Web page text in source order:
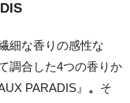
細な香りの感性な
調合した4つの香りか
PARADIS』 。 そ